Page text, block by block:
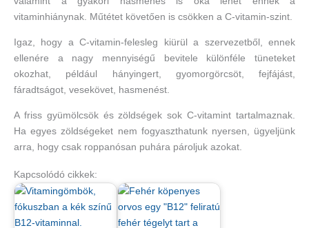
vitaminhiánynak. Műtétet követően is csökken a C-vitamin-szint.
Igaz, hogy a C-vitamin-felesleg kiürül a szervezetből, ennek
ellenére a nagy mennyiségű bevitele különféle tüneteket
okozhat, például hányingert, gyomorgörcsöt, fejfájást,
fáradtságot, vesekövet, hasmenést.
A friss gyümölcsök és zöldségek sok C-vitamint tartalmaznak.
Ha egyes zöldségeket nem fogyaszthatunk nyersen, ügyeljünk
arra, hogy csak roppanósan puhára pároljuk azokat.
Kapcsolódó cikkek: